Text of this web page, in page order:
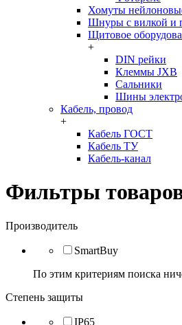
Хомуты
Шнуры с вилкой и
Щитовое
+
DIN рейки
Клеммы JXB
Сальники
Шины
Кабель, провод
+
Кабель ГОСТ
Кабель ТУ
Кабель-канал
Фильтры
Производитель
SmartBuy
По этим критериям поиска
Степень защиты
IP65